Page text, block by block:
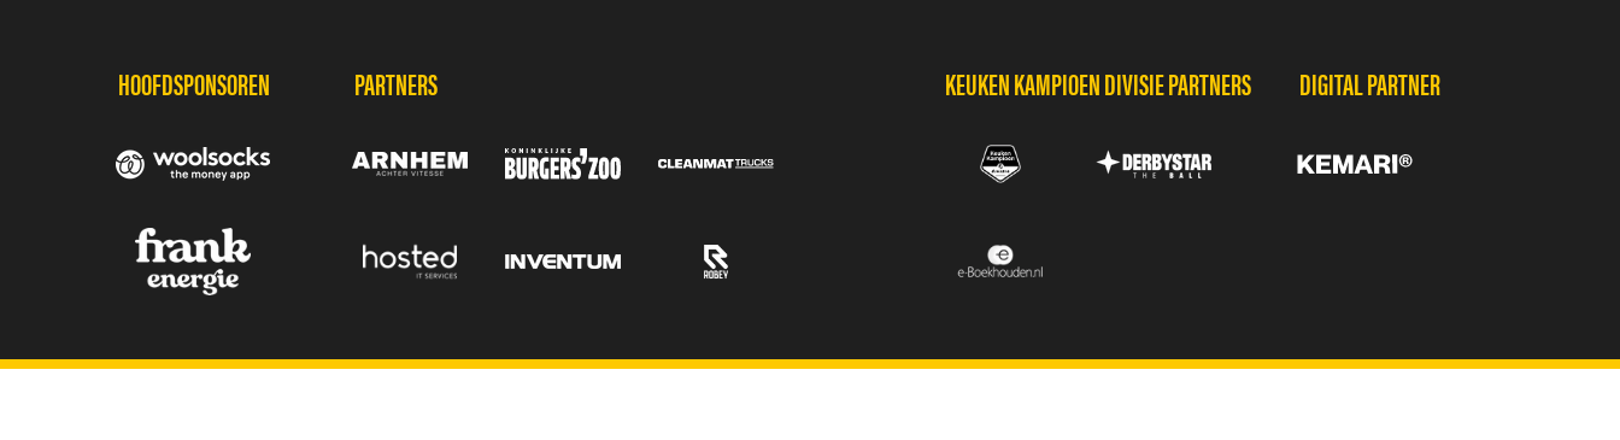
SPONSORSHOOFDSPONSOREN PARTNERS KEUKEN KAMPIOEN DIVISIE PARTNERS DIGITAL PARTNER